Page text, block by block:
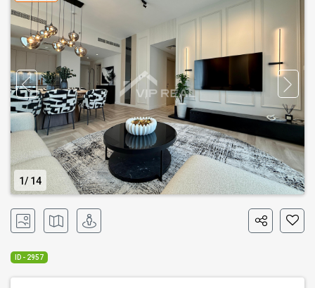
1 14
ID - 2957